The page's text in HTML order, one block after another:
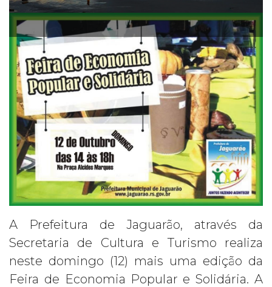
A Prefeitura de Jaguarão, através da
Secretaria de Cultura e Turismo realiza
neste domingo (12) mais uma edição da
Feira de Economia Popular e Solidária. A